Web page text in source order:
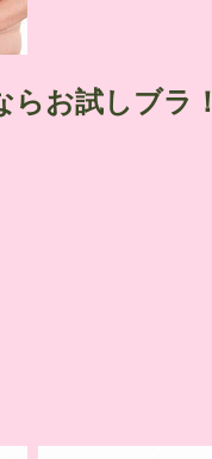
お試しブラ！